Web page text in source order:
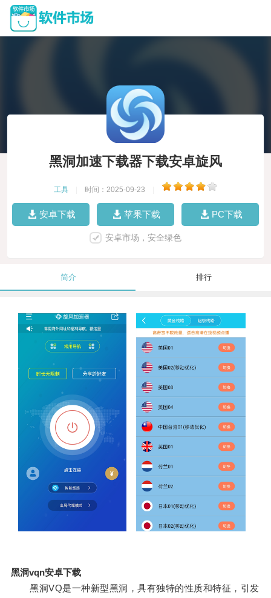
黑洞加速下载器下载安卓旋风
工具 时间：2025-09-23
安卓下载 苹果下载 PC下载
安卓市场，安全绿色
简介 排行
黑洞vqn安卓下载
黑洞VQ是一种新型黑洞，具有独特的性质和特征，引发